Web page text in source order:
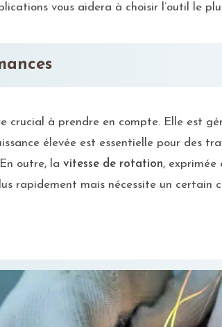
vous aidera à choisir l’outil le
crucial à prendre en compte. Elle est
élevée est essentielle pour des
outre, la vitesse de rotation, exprimée
rapidement mais nécessite un certain